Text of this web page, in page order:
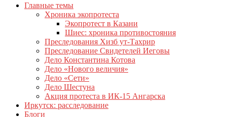
Главные темы
Хроника экопротеста
Экопротест в Казани
Шиес: хроника противостояния
Преследования Хизб ут-Тахрир
Преследование Свидетелей Иеговы
Дело Константина Котова
Дело «Нового величия»
Дело «Сети»
Дело Шестуна
Акция протеста в ИК-15 Ангарска
Иркутск: расследование
Блоги